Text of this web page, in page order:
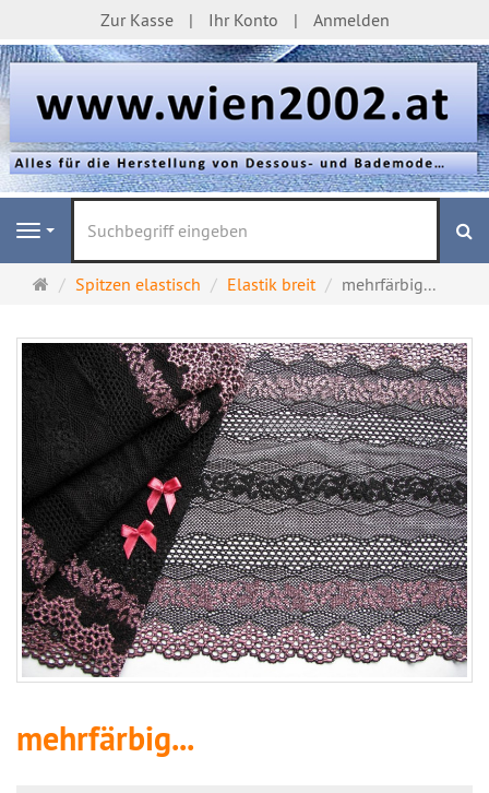
Zur Kasse Ihr Konto Anmelden
Navigation
Startseite
Spitzen elastisch Elastik breit mehrfärbig...
mehrfärbig...